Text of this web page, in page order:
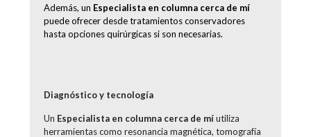
Además, un Especialista en columna cerca de mí
puede ofrecer desde tratamientos conservadores
hasta opciones quirúrgicas si son necesarias.
Diagnóstico y tecnología
Un Especialista en columna cerca de míutiliza
herramientas como resonancia magnética, tomografía